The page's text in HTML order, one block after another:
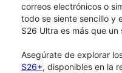
correos electrónicos o
todo se siente sencillo y
S26 Ultra es más que
Asegúrate de explorar
S26+, disponibles en la